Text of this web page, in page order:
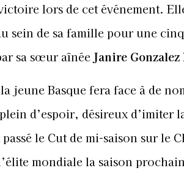
lors de cet événement.
sein de sa famille pour une
sa sœur aînée Janire
jeune Basque fera face à de
d’espoir, désireux d’imiter
le Cut de mi-saison sur le
mondiale la saison